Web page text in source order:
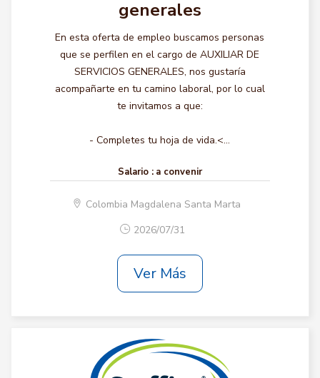
generales
En esta oferta de empleo buscamos personas
que se perfilen en el cargo de AUXILIAR DE
SERVICIOS GENERALES, nos gustaría
acompañarte en tu camino laboral, por lo cual
te invitamos a que:
- Completes tu hoja de vida.<...
Salario : a convenir
Colombia Magdalena Santa Marta
2026/07/31
Ver Más